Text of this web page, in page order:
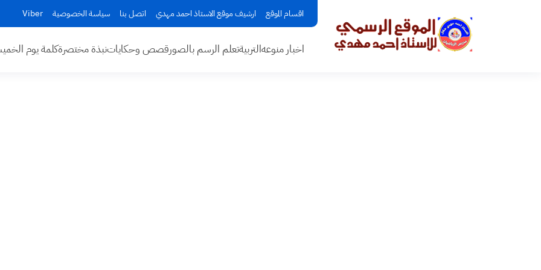
اقسام الموقع ارشيف موقع الاستاذ احمد مهدي اتصل بنا سياسة الخصوصية Viber
اخبار منوعهالتربيةتعلم الرسم بالصورقصص وحكاياتنبذة مختصرةكلمة يوم